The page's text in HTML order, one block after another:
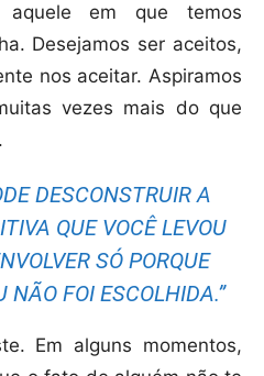
aquele em que temos
Desejamos ser aceitos,
nos aceitar. Aspiramos
vezes mais do que
DESCONSTRUIR A
QUE VOCÊ LEVOU
SÓ PORQUE
NÃO FOI ESCOLHIDA.”
Em alguns momentos,